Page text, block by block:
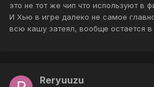
это не тот же чип что используют в
И Хью в игре далеко не самое
всю кашу затеял, вообще остается
Reryuuzu